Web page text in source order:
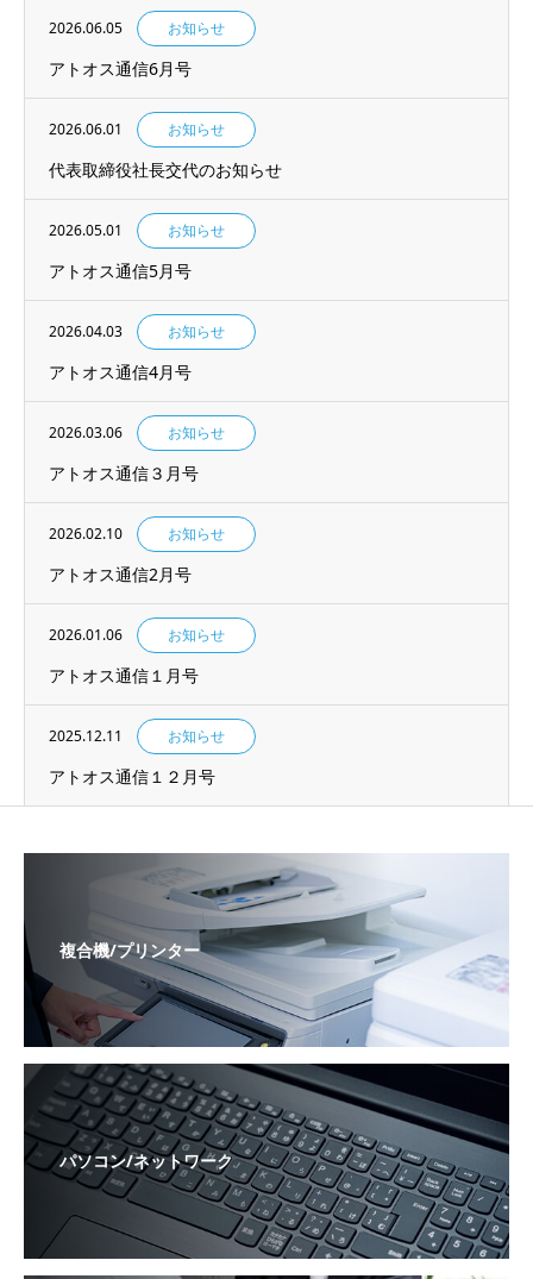
2026.06.05 お知らせ
アトオス通信6月号
2026.06.01 お知らせ
代表取締役社長交代のお知らせ
2026.05.01 お知らせ
アトオス通信5月号
2026.04.03 お知らせ
アトオス通信4月号
2026.03.06 お知らせ
アトオス通信３月号
2026.02.10 お知らせ
アトオス通信2月号
2026.01.06 お知らせ
アトオス通信１月号
2025.12.11 お知らせ
アトオス通信１２月号
複合機/プリンター
パソコン/ネットワーク